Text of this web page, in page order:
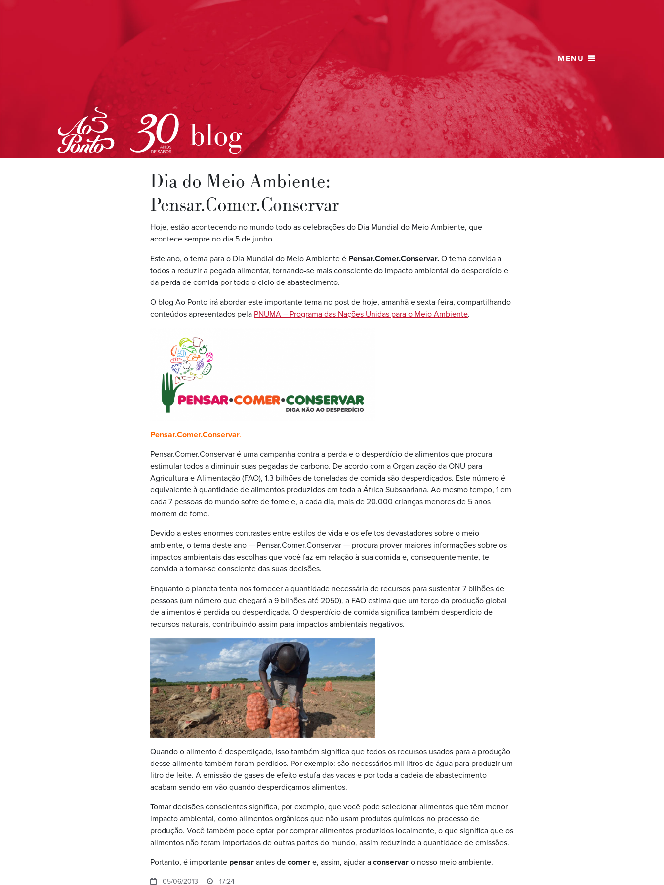
blog
Dia do Meio Ambiente:
Pensar.Comer.Conservar
Hoje, estão acontecendo no mundo todo as celebrações do Dia Mundial do Meio Ambiente, que
acontece sempre no dia 5 de junho.
Este ano, o tema para o Dia Mundial do Meio Ambiente é Pensar.Comer.Conservar. O tema convida a
todos a reduzir a pegada alimentar, tornando-se mais consciente do impacto ambiental do desperdício e
da perda de comida por todo o ciclo de abastecimento.
O blog Ao Ponto irá abordar este importante tema no post de hoje, amanhã e sexta-feira, compartilhando
conteúdos apresentados pela PNUMA – Programa das Nações Unidas para o Meio Ambiente.
Pensar.Comer.Conservar.
Pensar.Comer.Conservar é uma campanha contra a perda e o desperdício de alimentos que procura
estimular todos a diminuir suas pegadas de carbono. De acordo com a Organização da ONU para
Agricultura e Alimentação (FAO), 1.3 bilhões de toneladas de comida são desperdiçados. Este número é
equivalente à quantidade de alimentos produzidos em toda a África Subsaariana. Ao mesmo tempo, 1 em
cada 7 pessoas do mundo sofre de fome e, a cada dia, mais de 20.000 crianças menores de 5 anos
morrem de fome.
Devido a estes enormes contrastes entre estilos de vida e os efeitos devastadores sobre o meio
ambiente, o tema deste ano — Pensar.Comer.Conservar — procura prover maiores informações sobre os
impactos ambientais das escolhas que você faz em relação à sua comida e, consequentemente, te
convida a tornar-se consciente das suas decisões.
Enquanto o planeta tenta nos fornecer a quantidade necessária de recursos para sustentar 7 bilhões de
pessoas (um número que chegará a 9 bilhões até 2050), a FAO estima que um terço da produção global
de alimentos é perdida ou desperdiçada. O desperdício de comida significa também desperdício de
recursos naturais, contribuindo assim para impactos ambientais negativos.
Quando o alimento é desperdiçado, isso também significa que todos os recursos usados para a produção
desse alimento também foram perdidos. Por exemplo: são necessários mil litros de água para produzir um
litro de leite. A emissão de gases de efeito estufa das vacas e por toda a cadeia de abastecimento
acabam sendo em vão quando desperdiçamos alimentos.
Tomar decisões conscientes significa, por exemplo, que você pode selecionar alimentos que têm menor
impacto ambiental, como alimentos orgânicos que não usam produtos químicos no processo de
produção. Você também pode optar por comprar alimentos produzidos localmente, o que significa que os
alimentos não foram importados de outras partes do mundo, assim reduzindo a quantidade de emissões.
Portanto, é importante pensar antes de comer e, assim, ajudar a conservar o nosso meio ambiente.
05/06/2013
17:24